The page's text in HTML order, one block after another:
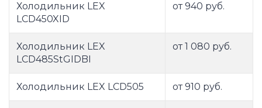
Холодильник LEX
LCD450XID
от 940 руб.
Холодильник LEX
LCD485StGIDBI
от 1 080 руб.
Холодильник LEX LCD505 от 910 руб.